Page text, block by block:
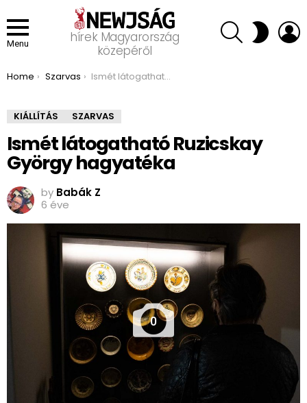
Menu
hírek Magyarország
közepéről
SEARCH SWITCH
SKIN
You are here:
Home Szarvas Ismét látogatható Ruzicskay György hagyatéka
KIÁLLÍTÁS SZARVAS
Ismét látogatható Ruzicskay
György hagyatéka
by Babák Z
6 éve
0